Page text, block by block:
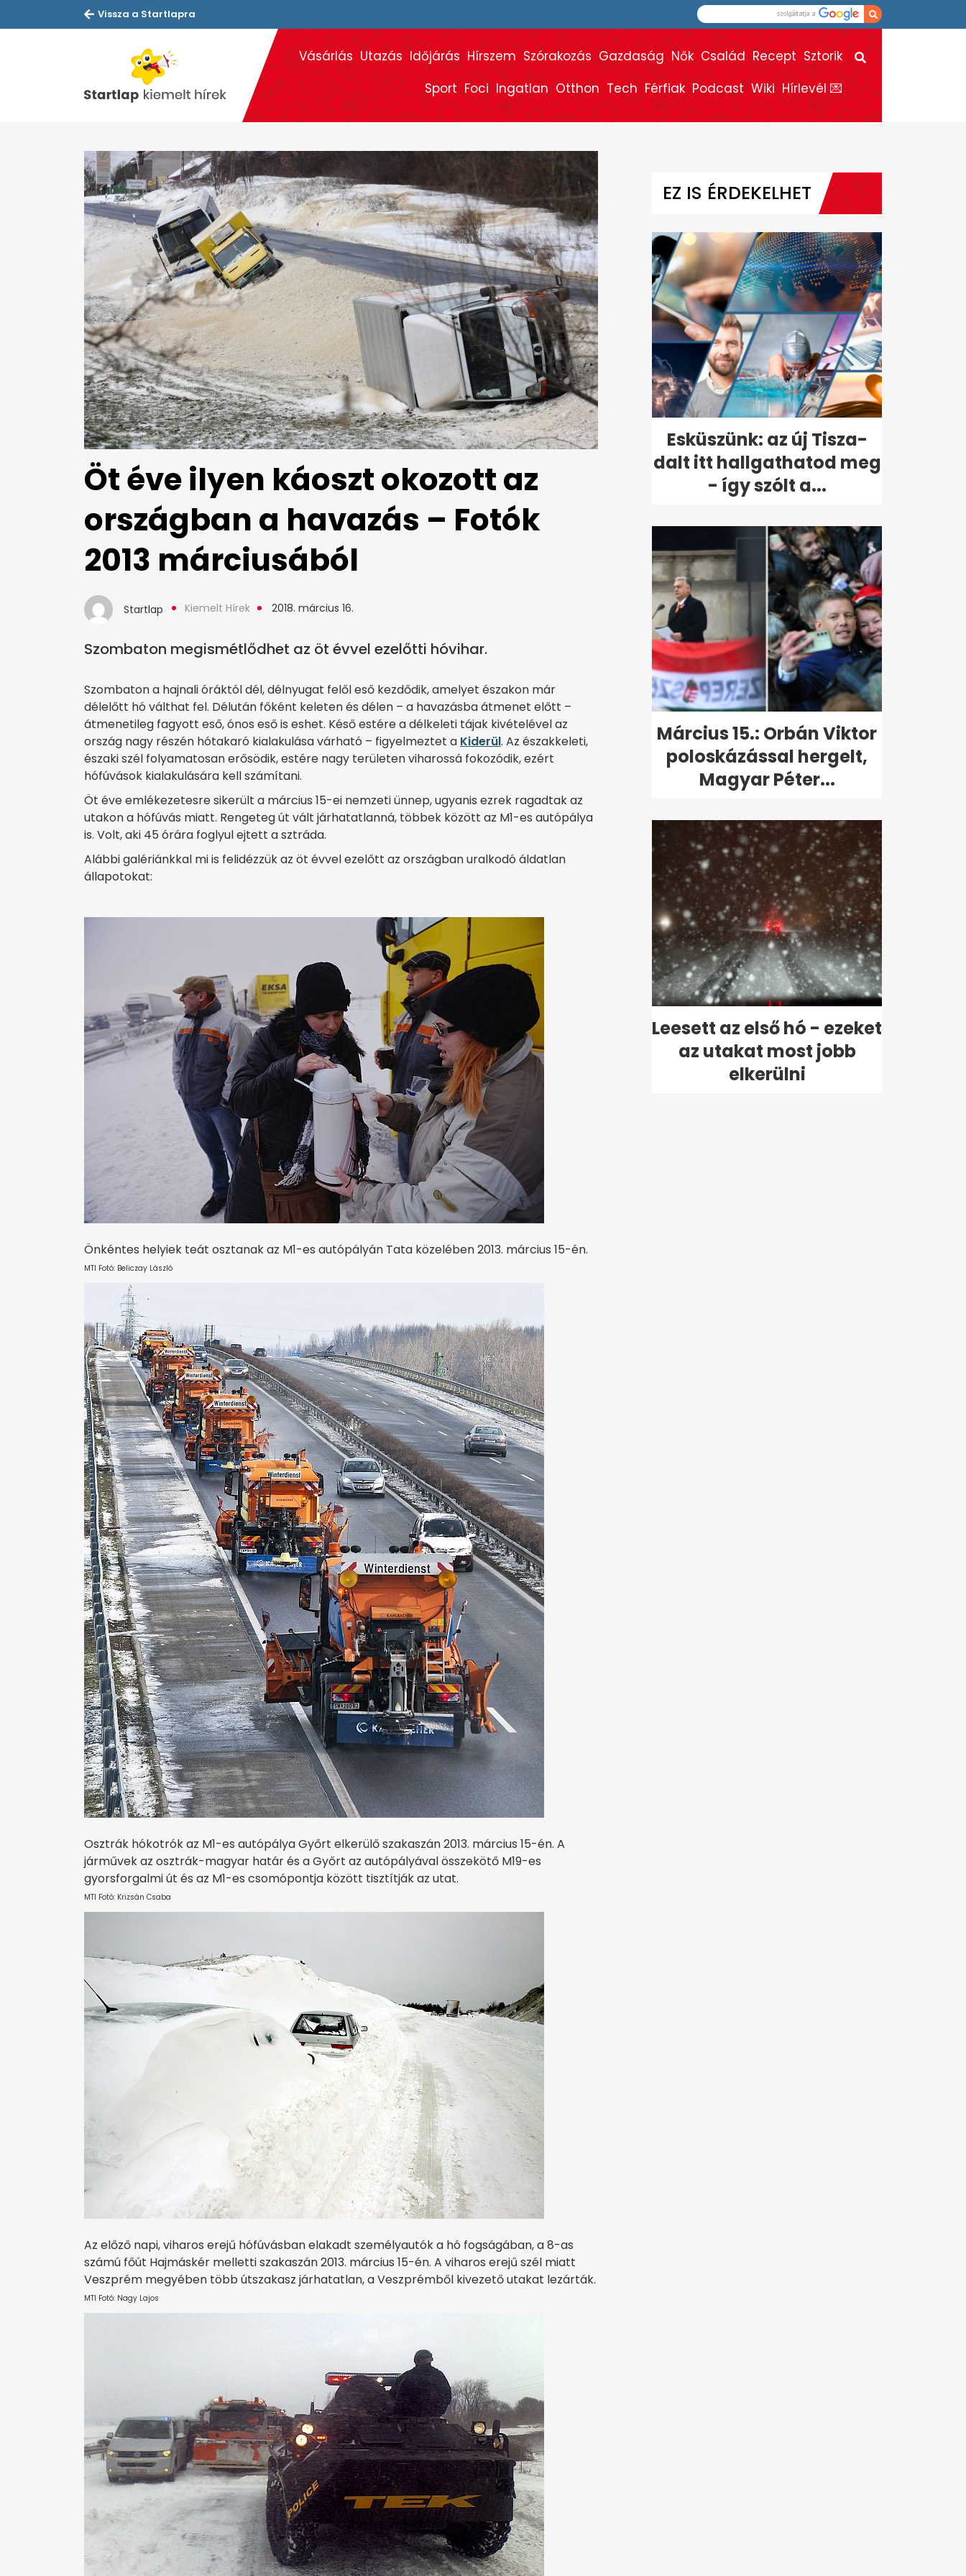
Vissza a Startlapra
Vásárlás Utazás Időjárás Hírszem Szórakozás Gazdaság Nők Család Recept Sztorik
Sport Foci Ingatlan Otthon Tech Férfiak Podcast Wiki Hírlevél 💌
Öt éve ilyen káoszt okozott az
országban a havazás – Fotók
2013 márciusából
Startlap Kiemelt Hírek 2018. március 16.
Szombaton megismétlődhet az öt évvel ezelőtti hóvihar.
Szombaton a hajnali óráktól dél, délnyugat felől eső kezdődik, amelyet északon már
délelőtt hó válthat fel. Délután főként keleten és délen – a havazásba átmenet előtt –
átmenetileg fagyott eső, ónos eső is eshet. Késő estére a délkeleti tájak kivételével az
ország nagy részén hótakaró kialakulása várható – figyelmeztet a Kiderül. Az északkeleti,
északi szél folyamatosan erősödik, estére nagy területen viharossá fokozódik, ezért
hófúvások kialakulására kell számítani.
Öt éve emlékezetesre sikerült a március 15-ei nemzeti ünnep, ugyanis ezrek ragadtak az
utakon a hófúvás miatt. Rengeteg út vált járhatatlanná, többek között az M1-es autópálya
is. Volt, aki 45 órára foglyul ejtett a sztráda.
Alábbi galériánkkal mi is felidézzük az öt évvel ezelőtt az országban uralkodó áldatlan
állapotokat:
Önkéntes helyiek teát osztanak az M1-es autópályán Tata közelében 2013. március 15-én.
MTI Fotó: Beliczay László
Osztrák hókotrók az M1-es autópálya Győrt elkerülő szakaszán 2013. március 15-én. A
járművek az osztrák-magyar határ és a Győrt az autópályával összekötő M19-es
gyorsforgalmi út és az M1-es csomópontja között tisztítják az utat.
MTI Fotó: Krizsán Csaba
Az előző napi, viharos erejű hófúvásban elakadt személyautók a hó fogságában, a 8-as
számú főút Hajmáskér melletti szakaszán 2013. március 15-én. A viharos erejű szél miatt
Veszprém megyében több útszakasz járhatatlan, a Veszprémből kivezető utakat lezárták.
MTI Fotó: Nagy Lajos
EZ IS ÉRDEKELHET
Esküszünk: az új Tisza-
dalt itt hallgathatod meg
- így szólt a...
Március 15.: Orbán Viktor
poloskázással hergelt,
Magyar Péter...
Leesett az első hó - ezeket
az utakat most jobb
elkerülni